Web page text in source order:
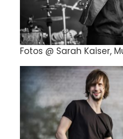
Fotos @ Sarah Kaiser,